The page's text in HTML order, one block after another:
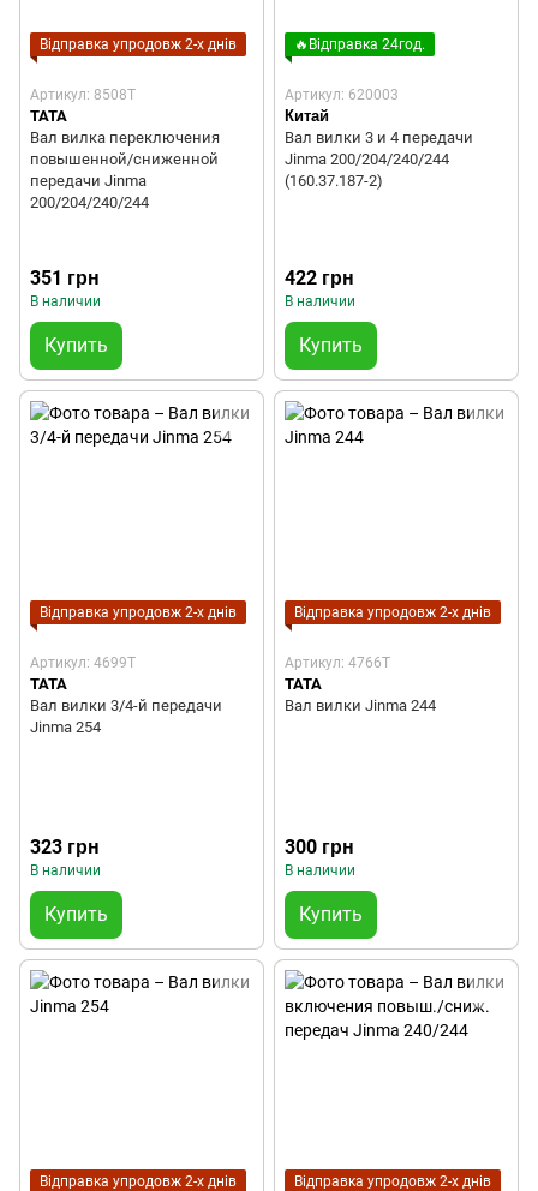
Відправка упродовж 2-х днів
Артикул: 8508T
TATA
Вал вилка переключения
повышенной/сниженной
передачи Jinma
200/204/240/244
351 грн
В наличии
Купить
🔥Відправка 24год.
Артикул: 620003
Китай
Вал вилки 3 и 4 передачи
Jinma 200/204/240/244
(160.37.187-2)
422 грн
В наличии
Купить
Відправка упродовж 2-х днів
Артикул: 4699T
TATA
Вал вилки 3/4-й передачи
Jinma 254
323 грн
В наличии
Купить
Відправка упродовж 2-х днів
Артикул: 4766T
TATA
Вал вилки Jinma 244
300 грн
В наличии
Купить
Відправка упродовж 2-х днів Відправка упродовж 2-х днів